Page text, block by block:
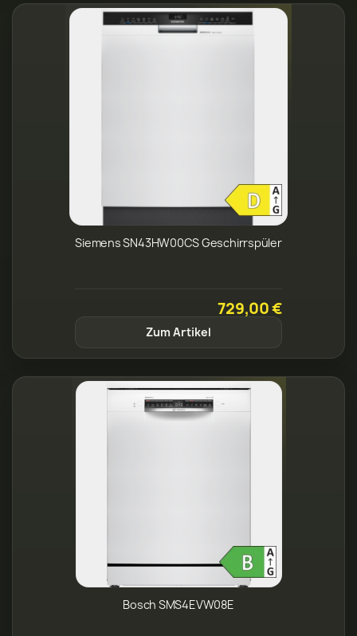
Siemens SN43HW00CS Geschirrspüler
729,00 €
Zum Artikel
Bosch SMS4EVW08E